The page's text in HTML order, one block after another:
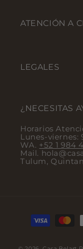
ATENCIÓN A
LEGALES
¿NECESITAS
Horarios
Lunes-viernes:
WA. +52 1 984
Mail.
Tulum,